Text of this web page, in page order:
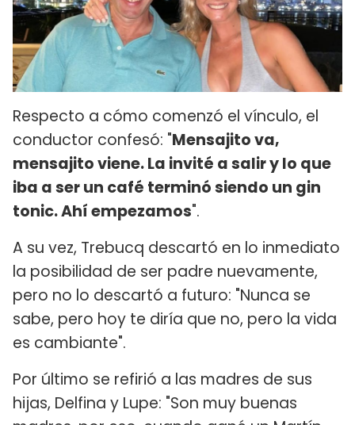
Respecto a cómo comenzó el vínculo, el
conductor confesó: "Mensajito va,
mensajito viene. La invité a salir y lo que
iba a ser un café terminó siendo un gin
tonic. Ahí empezamos".
A su vez, Trebucq descartó en lo inmediato
la posibilidad de ser padre nuevamente,
pero no lo descartó a futuro: "Nunca se
sabe, pero hoy te diría que no, pero la vida
es cambiante".
Por último se refirió a las madres de sus
hijas, Delfina y Lupe: "Son muy buenas